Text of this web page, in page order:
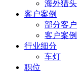
海外猎头
客户案例
部分客户
客户案例
行业细分
车灯
职位